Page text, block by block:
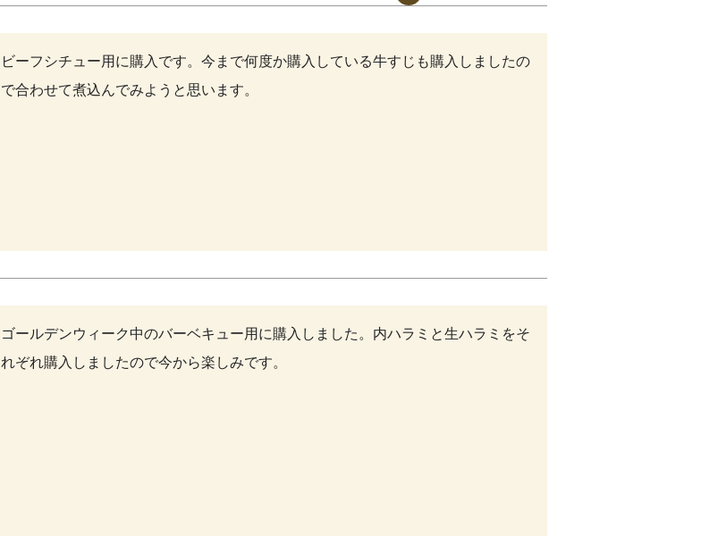
ビーフシチュー用に購入です。今まで何度か購入している牛すじも購入しましたの
で合わせて煮込んでみようと思います。
ゴールデンウィーク中のバーベキュー用に購入しました。内ハラミと生ハラミをそ
れぞれ購入しましたので今から楽しみです。